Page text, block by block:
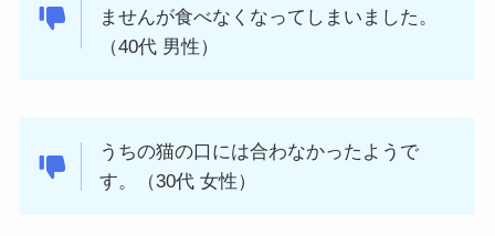
ませんが食べなくなってしまいました。
（40代 男性）
うちの猫の口には合わなかったようで
す。（30代 女性）